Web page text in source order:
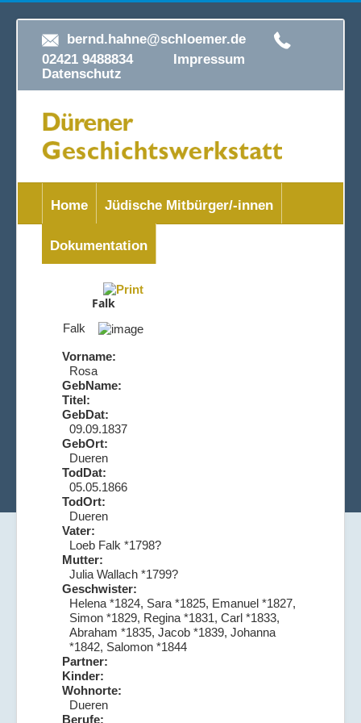
bernd.hahne@schloemer.de
02421 9488834 Impressum
Datenschutz
Home Jüdische Mitbürger/-innen
Dokumentation
Falk
Falk
Vorname:
Rosa
GebName:
Titel:
GebDat:
09.09.1837
GebOrt:
Dueren
TodDat:
05.05.1866
TodOrt:
Dueren
Vater:
Loeb Falk *1798?
Mutter:
Julia Wallach *1799?
Geschwister:
Helena *1824, Sara *1825, Emanuel *1827,
Simon *1829, Regina *1831, Carl *1833,
Abraham *1835, Jacob *1839, Johanna
*1842, Salomon *1844
Partner:
Kinder:
Wohnorte:
Dueren
Berufe: